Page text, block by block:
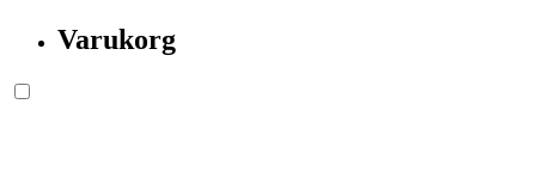
Varukorg